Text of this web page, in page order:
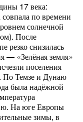
17 века:
по времени
солнечной
После
резко снизилась
— «Зелёная земля»
поселения
По Темзе и Дунаю
была надёжной
На юге Европы
зимы, в